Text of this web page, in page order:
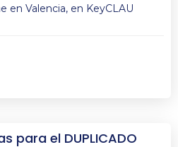
en Valencia, en KeyCLAU
para el DUPLICADO